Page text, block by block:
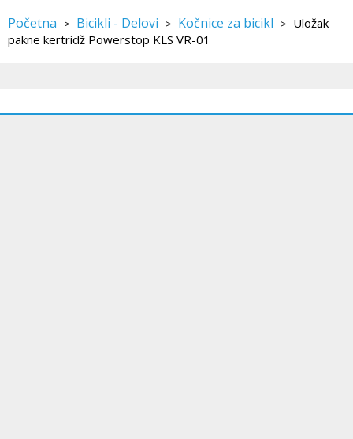
Početna > Bicikli - Delovi > Kočnice za bicikl > Uložak
pakne kertridž Powerstop KLS VR-01